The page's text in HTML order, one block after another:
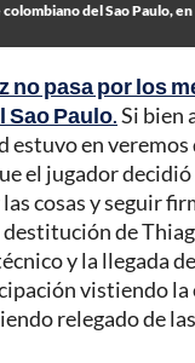
del Sao Paulo,
no pasa por los
Sao Paulo.Si bien
estuvo en
el jugador
cosas y seguir
destitución de
y la llegada
vistiendo la
relegado de